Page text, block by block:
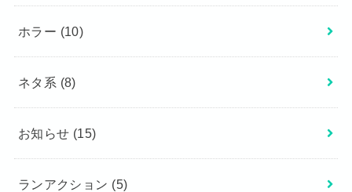
ホラー (10)
ネタ系 (8)
お知らせ (15)
ランアクション (5)